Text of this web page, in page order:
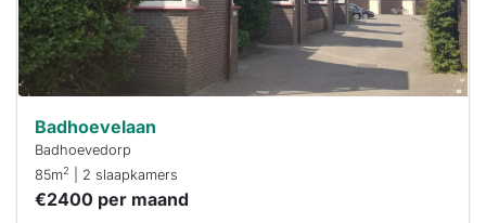
Badhoevelaan
Badhoevedorp
85m2 | 2 slaapkamers
€2400 per maand